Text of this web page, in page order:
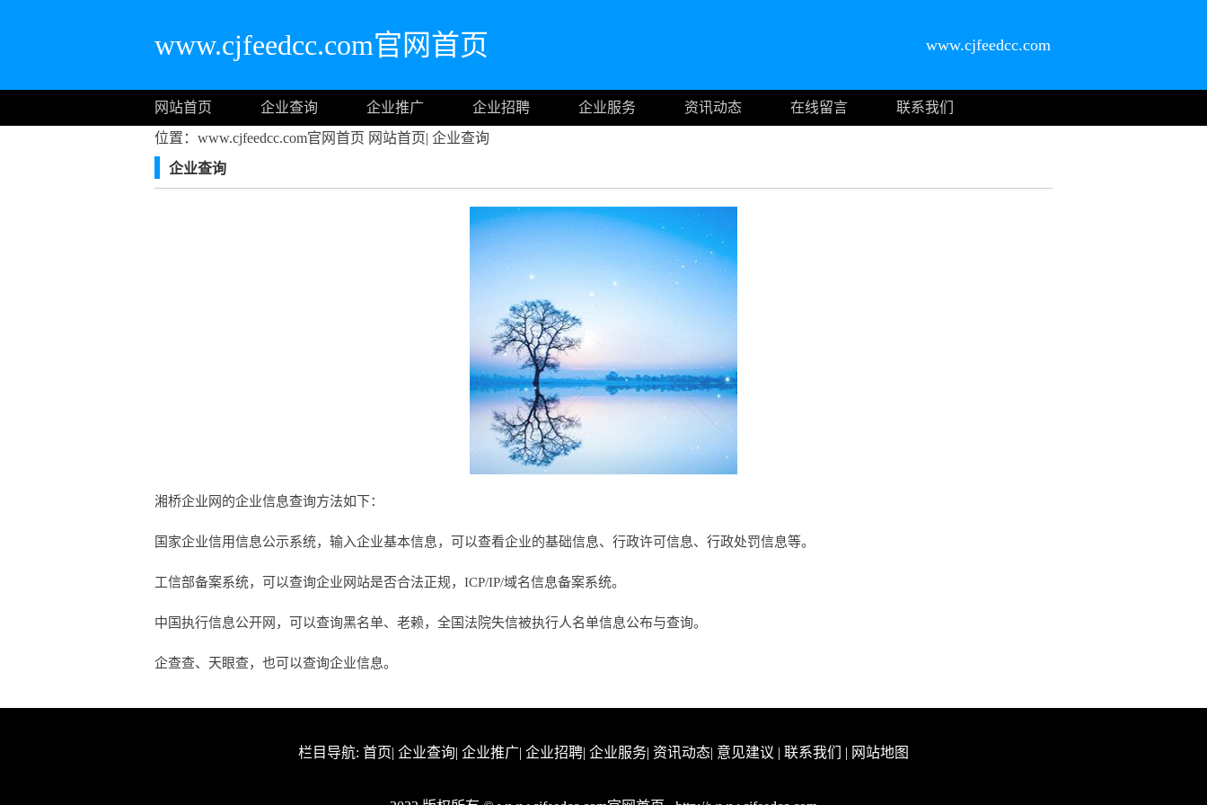
www.cjfeedcc.com官网首页 www.cjfeedcc.com
网站首页 企业查询 企业推广 企业招聘 企业服务 资讯动态 在线留言
联系我们
位置：www.cjfeedcc.com官网首页 网站首页| 企业查询
企业查询
湘桥企业网的企业信息查询方法如下：
国家企业信用信息公示系统，输入企业基本信息，可以查看企业的基础信息、行政许可信息、行政处罚信息等。
工信部备案系统，可以查询企业网站是否合法正规，ICP/IP/域名信息备案系统。
中国执行信息公开网，可以查询黑名单、老赖，全国法院失信被执行人名单信息公布与查询。
企查查、天眼查，也可以查询企业信息。
栏目导航: 首页| 企业查询| 企业推广| 企业招聘| 企业服务| 资讯动态| 意见建议 | 联系我们 | 网站地图